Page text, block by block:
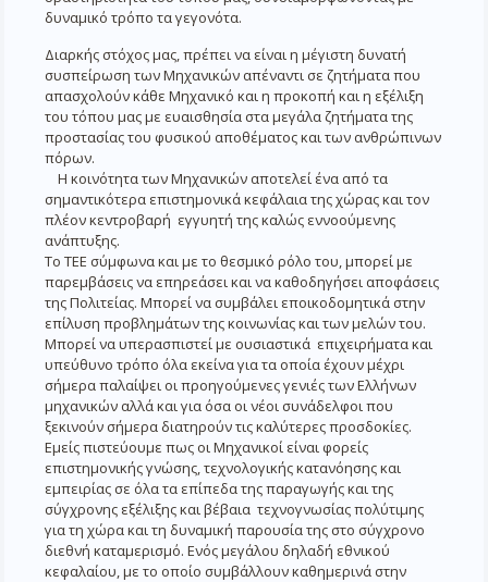
δυναμικό τρόπο τα γεγονότα.
Διαρκής στόχος μας, πρέπει να είναι η μέγιστη δυνατή
συσπείρωση των Μηχανικών απέναντι σε ζητήματα που
απασχολούν κάθε Μηχανικό και η προκοπή και η εξέλιξη
του τόπου μας με ευαισθησία στα μεγάλα ζητήματα της
προστασίας του φυσικού αποθέματος και των ανθρώπινων
πόρων.
Η κοινότητα των Μηχανικών αποτελεί ένα από τα
σημαντικότερα επιστημονικά κεφάλαια της χώρας και τον
πλέον κεντροβαρή εγγυητή της καλώς εννοούμενης
ανάπτυξης.
Το ΤΕΕ σύμφωνα και με το θεσμικό ρόλο του, μπορεί με
παρεμβάσεις να επηρεάσει και να καθοδηγήσει αποφάσεις
της Πολιτείας. Μπορεί να συμβάλει εποικοδομητικά στην
επίλυση προβλημάτων της κοινωνίας και των μελών του.
Μπορεί να υπερασπιστεί με ουσιαστικά επιχειρήματα και
υπεύθυνο τρόπο όλα εκείνα για τα οποία έχουν μέχρι
σήμερα παλαίψει οι προηγούμενες γενιές των Ελλήνων
μηχανικών αλλά και για όσα οι νέοι συνάδελφοι που
ξεκινούν σήμερα διατηρούν τις καλύτερες προσδοκίες.
Εμείς πιστεύουμε πως οι Μηχανικοί είναι φορείς
επιστημονικής γνώσης, τεχνολογικής κατανόησης και
εμπειρίας σε όλα τα επίπεδα της παραγωγής και της
σύγχρονης εξέλιξης και βέβαια τεχνογνωσίας πολύτιμης
για τη χώρα και τη δυναμική παρουσία της στο σύγχρονο
διεθνή καταμερισμό. Ενός μεγάλου δηλαδή εθνικού
κεφαλαίου, με το οποίο συμβάλλουν καθημερινά στην